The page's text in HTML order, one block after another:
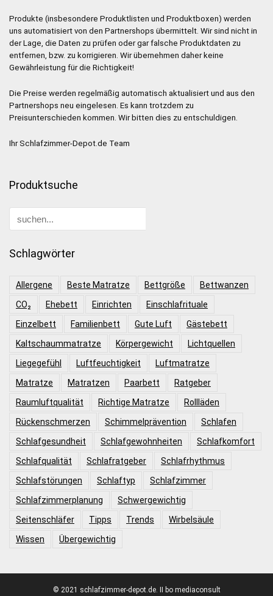
Produkte (insbesondere Produktlisten und Produktboxen) werden
uns automatisiert von den Partnershops übermittelt. Wir sind nicht in
der Lage, die Daten zu prüfen oder gar falsche Produktdaten zu
entfernen, bzw. zu korrigieren. Wir übernehmen daher keine
Gewährleistung für die Richtigkeit!
Die Preise werden regelmäßig automatisch aktualisiert und aus den
Partnershops neu eingelesen. Es kann trotzdem zu
Preisunterschieden kommen. Wir bitten dies zu entschuldigen.
Ihr Schlafzimmer-Depot.de Team
Produktsuche
Schlagwörter
Allergene Beste Matratze Bettgröße
Bettwanzen
CO₂
Ehebett Einrichten
Einschlafrituale
Einzelbett
Familienbett Gute Luft
Gästebett
Kaltschaummatratze
Körpergewicht
Lichtquellen
Liegegefühl
Luftfeuchtigkeit
Luftmatratze
Matratze
Matratzen Paarbett
Ratgeber
Raumluftqualität
Richtige Matratze
Rollläden
Rückenschmerzen
Schimmelprävention
Schlafen
Schlafgesundheit
Schlafgewohnheiten
Schlafkomfort
Schlafqualität
Schlafratgeber
Schlafrhythmus
Schlafstörungen
Schlaftyp
Schlafzimmer
Schlafzimmerplanung
Schwergewichtig
Seitenschläfer
Tipps Trends
Wirbelsäule
Wissen
Übergewichtig
© 2021 schlafzimmer-depot.de. II bo mediaconsult